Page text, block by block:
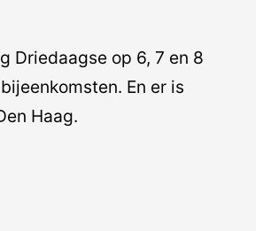
Driedaagse op 6, 7 en 8
En er is
Haag.